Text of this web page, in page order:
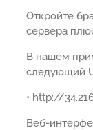
Откройте
сервера
В нашем
следующий
• http://
Веб-